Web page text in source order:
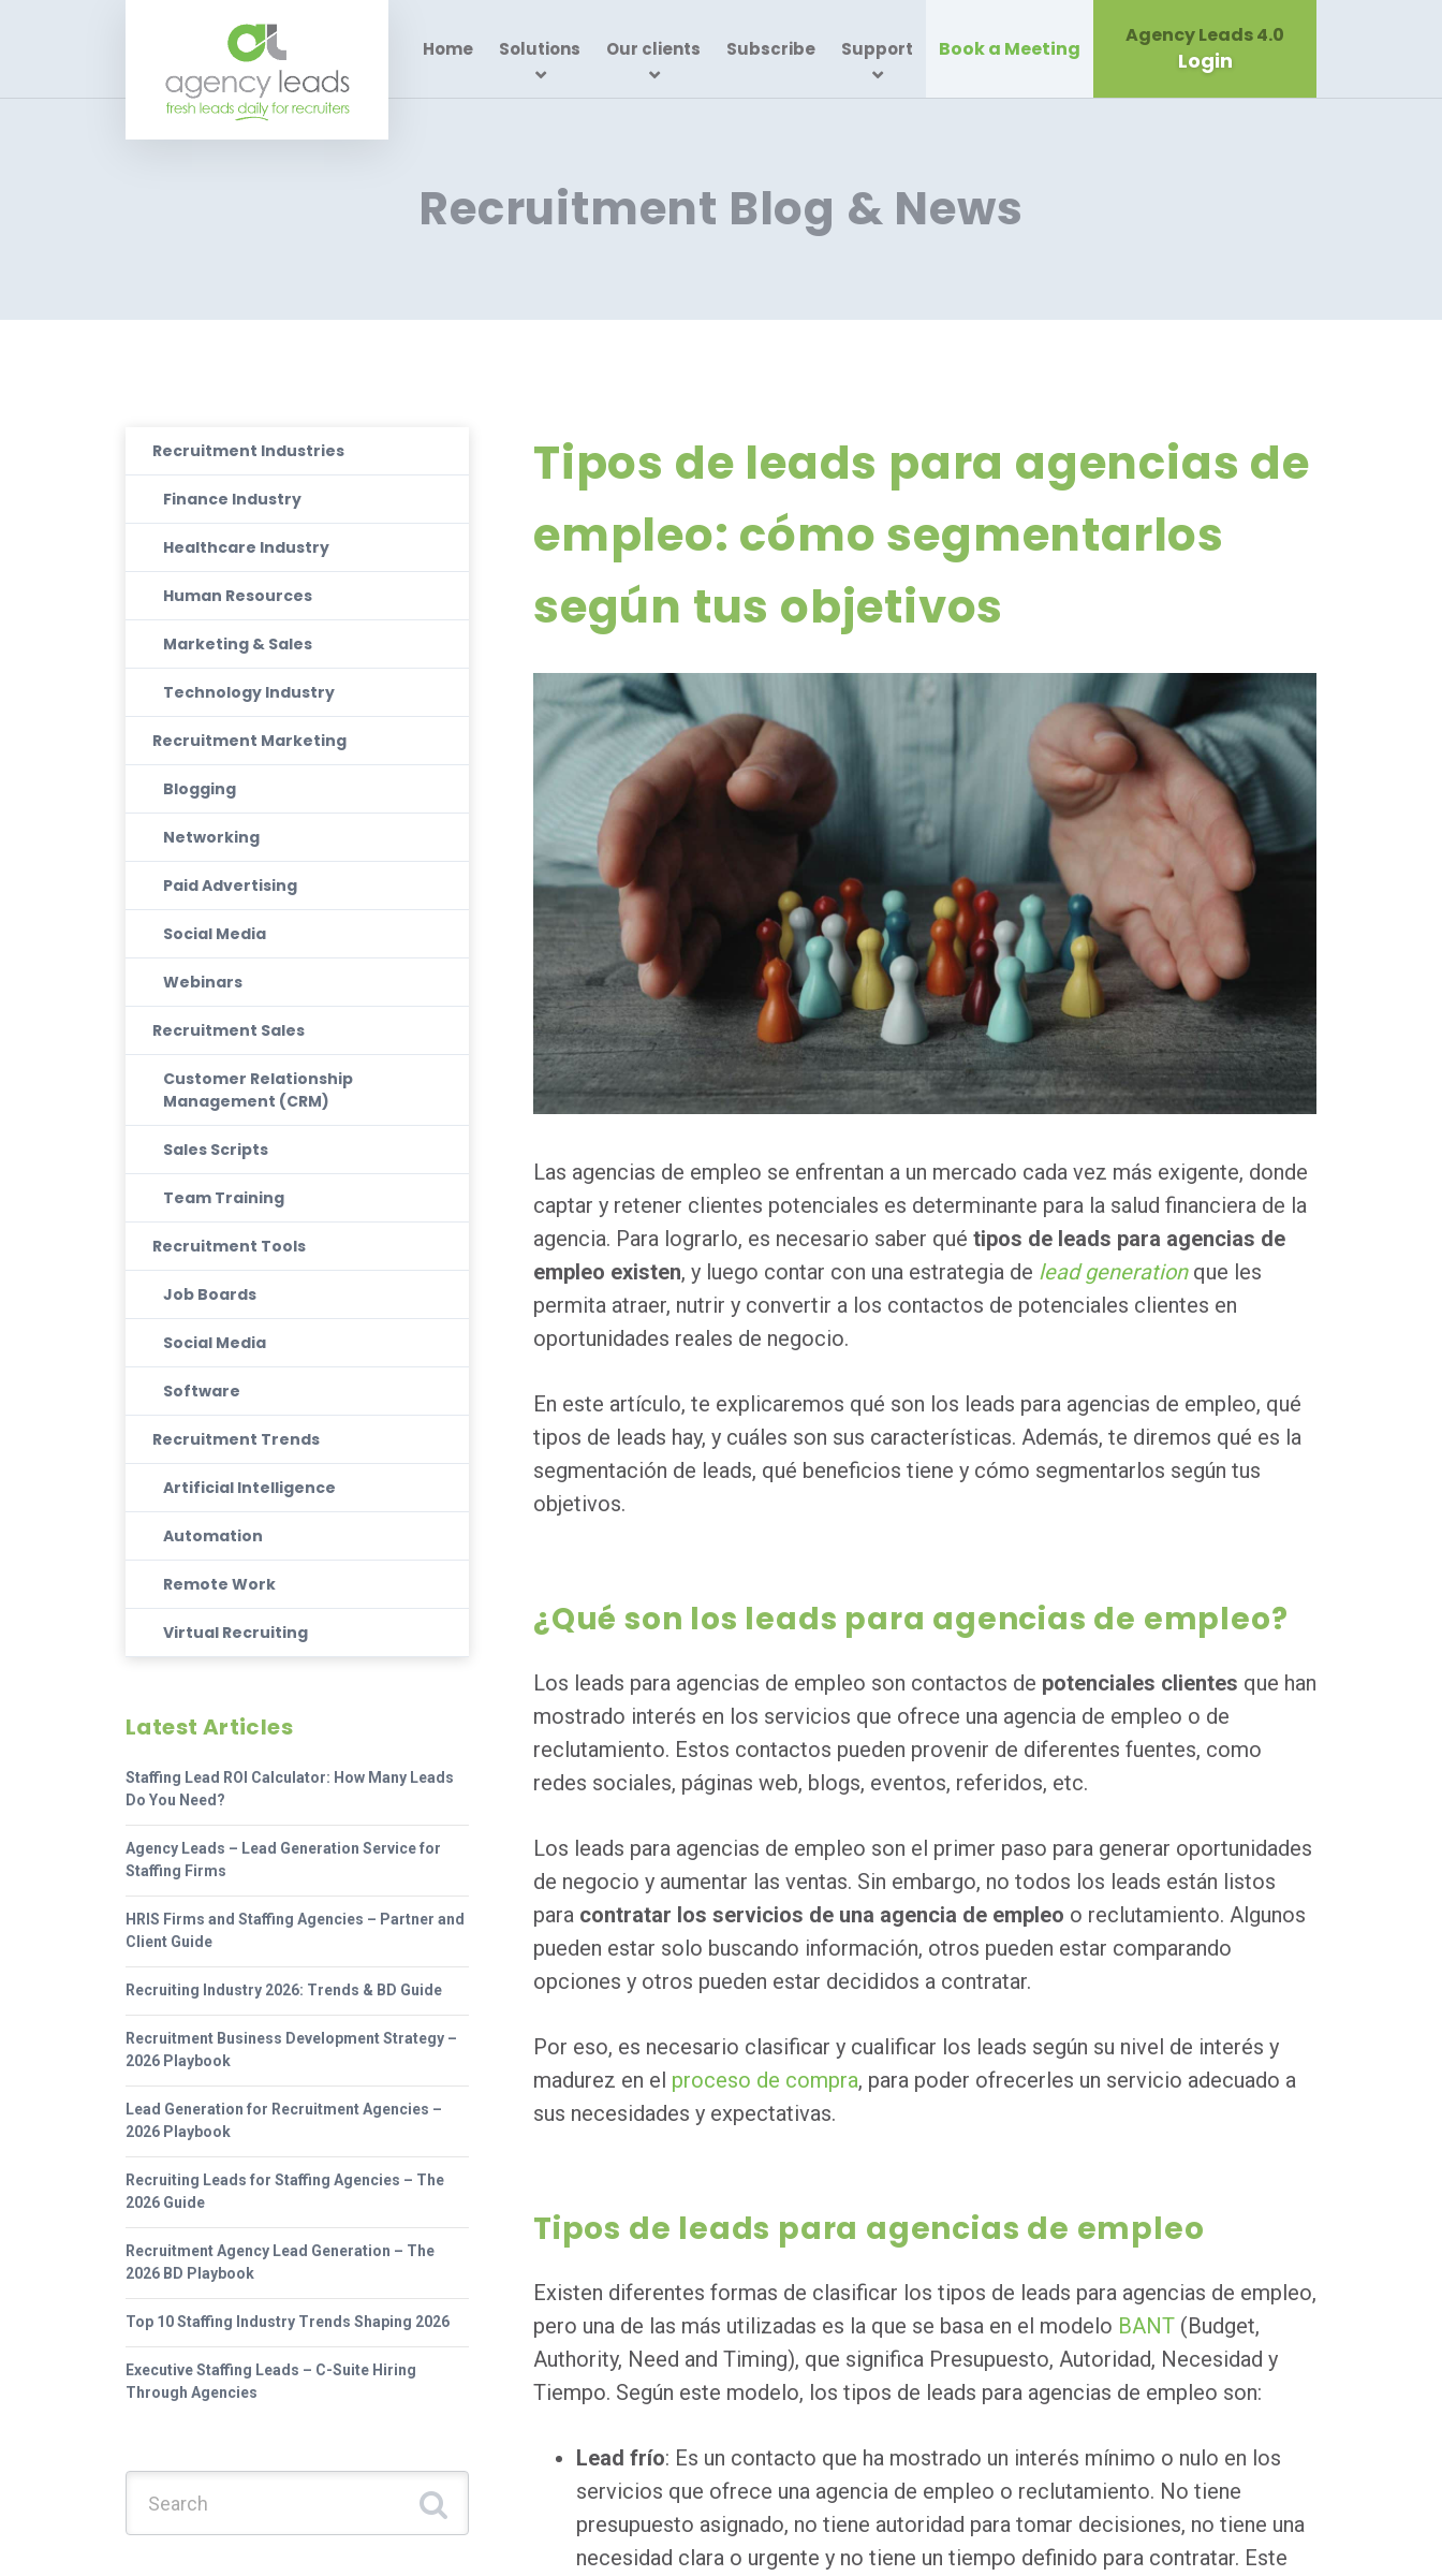
Home Solutions Our clients Subscribe Support Book a Meeting
Agency Leads 4.0
Login
Recruitment Blog & News
Tipos de leads para agencias de
empleo: cómo segmentarlos
según tus objetivos
Las agencias de empleo se enfrentan a un mercado cada vez más exigente, donde
captar y retener clientes potenciales es determinante para la salud financiera de la
agencia. Para lograrlo, es necesario saber qué tipos de leads para agencias de
empleo existen, y luego contar con una estrategia de lead generationque les
permita atraer, nutrir y convertir a los contactos de potenciales clientes en
oportunidades reales de negocio.
En este artículo, te explicaremos qué son los leads para agencias de empleo, qué
tipos de leads hay, y cuáles son sus características. Además, te diremos qué es la
segmentación de leads, qué beneficios tiene y cómo segmentarlos según tus
objetivos.
¿Qué son los leads para agencias de empleo?
Los leads para agencias de empleo son contactos de potenciales clientes que han
mostrado interés en los servicios que ofrece una agencia de empleo o de
reclutamiento. Estos contactos pueden provenir de diferentes fuentes, como
redes sociales, páginas web, blogs, eventos, referidos, etc.
Los leads para agencias de empleo son el primer paso para generar oportunidades
de negocio y aumentar las ventas. Sin embargo, no todos los leads están listos
para contratar los servicios de una agencia de empleo o reclutamiento. Algunos
pueden estar solo buscando información, otros pueden estar comparando
opciones y otros pueden estar decididos a contratar.
Por eso, es necesario clasificar y cualificar los leads según su nivel de interés y
madurez en el proceso de compra, para poder ofrecerles un servicio adecuado a
sus necesidades y expectativas.
Tipos de leads para agencias de empleo
Existen diferentes formas de clasificar los tipos de leads para agencias de empleo,
pero una de las más utilizadas es la que se basa en el modelo BANT (Budget,
Authority, Need and Timing), que significa Presupuesto, Autoridad, Necesidad y
Tiempo. Según este modelo, los tipos de leads para agencias de empleo son:
Lead frío: Es un contacto que ha mostrado un interés mínimo o nulo en los
servicios que ofrece una agencia de empleo o reclutamiento. No tiene
presupuesto asignado, no tiene autoridad para tomar decisiones, no tiene una
necesidad clara o urgente y no tiene un tiempo definido para contratar. Este
Recruitment Industries
Finance Industry
Healthcare Industry
Human Resources
Marketing & Sales
Technology Industry
Recruitment Marketing
Blogging
Networking
Paid Advertising
Social Media
Webinars
Recruitment Sales
Customer Relationship
Management (CRM)
Sales Scripts
Team Training
Recruitment Tools
Job Boards
Social Media
Software
Recruitment Trends
Artificial Intelligence
Automation
Remote Work
Virtual Recruiting
Latest Articles
Staffing Lead ROI Calculator: How Many Leads
Do You Need?
Agency Leads – Lead Generation Service for
Staffing Firms
HRIS Firms and Staffing Agencies – Partner and
Client Guide
Recruiting Industry 2026: Trends & BD Guide
Recruitment Business Development Strategy –
2026 Playbook
Lead Generation for Recruitment Agencies –
2026 Playbook
Recruiting Leads for Staffing Agencies – The
2026 Guide
Recruitment Agency Lead Generation – The
2026 BD Playbook
Top 10 Staffing Industry Trends Shaping 2026
Executive Staffing Leads – C-Suite Hiring
Through Agencies